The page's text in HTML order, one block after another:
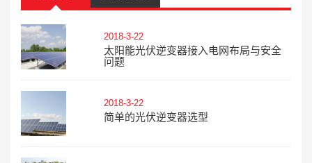
2018-3-22
太阳能光伏逆变器接入电网布局与安全
问题
2018-3-22
简单的光伏逆变器选型